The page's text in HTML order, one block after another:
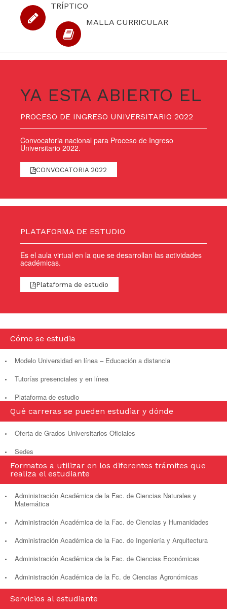
TRÍPTICO
MALLA CURRICULAR
YA ESTA ABIERTO EL
PROCESO DE INGRESO UNIVERSITARIO 2022
Convocatoria nacional para Proceso de Ingreso
Universitario 2022.
CONVOCATORIA 2022
PLATAFORMA DE ESTUDIO
Es el aula virtual en la que se desarrollan las actividades
académicas.
Plataforma de estudio
Cómo se estudia
Modelo Universidad en línea – Educación a distancia
Tutorías presenciales y en línea
Plataforma de estudio
Qué carreras se pueden estudiar y dónde
Oferta de Grados Universitarios Oficiales
Sedes
Formatos a utilizar en los diferentes trámites que
realiza el estudiante
Administración Académica de la Fac. de Ciencias Naturales y
Matemática
Administración Académica de la Fac. de Ciencias y Humanidades
Administración Académica de la Fac. de Ingeniería y Arquitectura
Administración Académica de la Fac. de Ciencias Económicas
Administración Académica de la Fc. de Ciencias Agronómicas
Servicios al estudiante